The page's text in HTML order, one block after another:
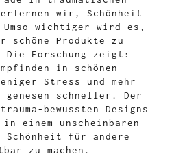
wir, Schönheit
Umso wichtiger wird es,
schöne Produkte zu
Die Forschung zeigt:
in schönen
Stress und mehr
genesen schneller. Der
bewussten Designs
einem unscheinbaren
Schönheit für andere
zu machen.